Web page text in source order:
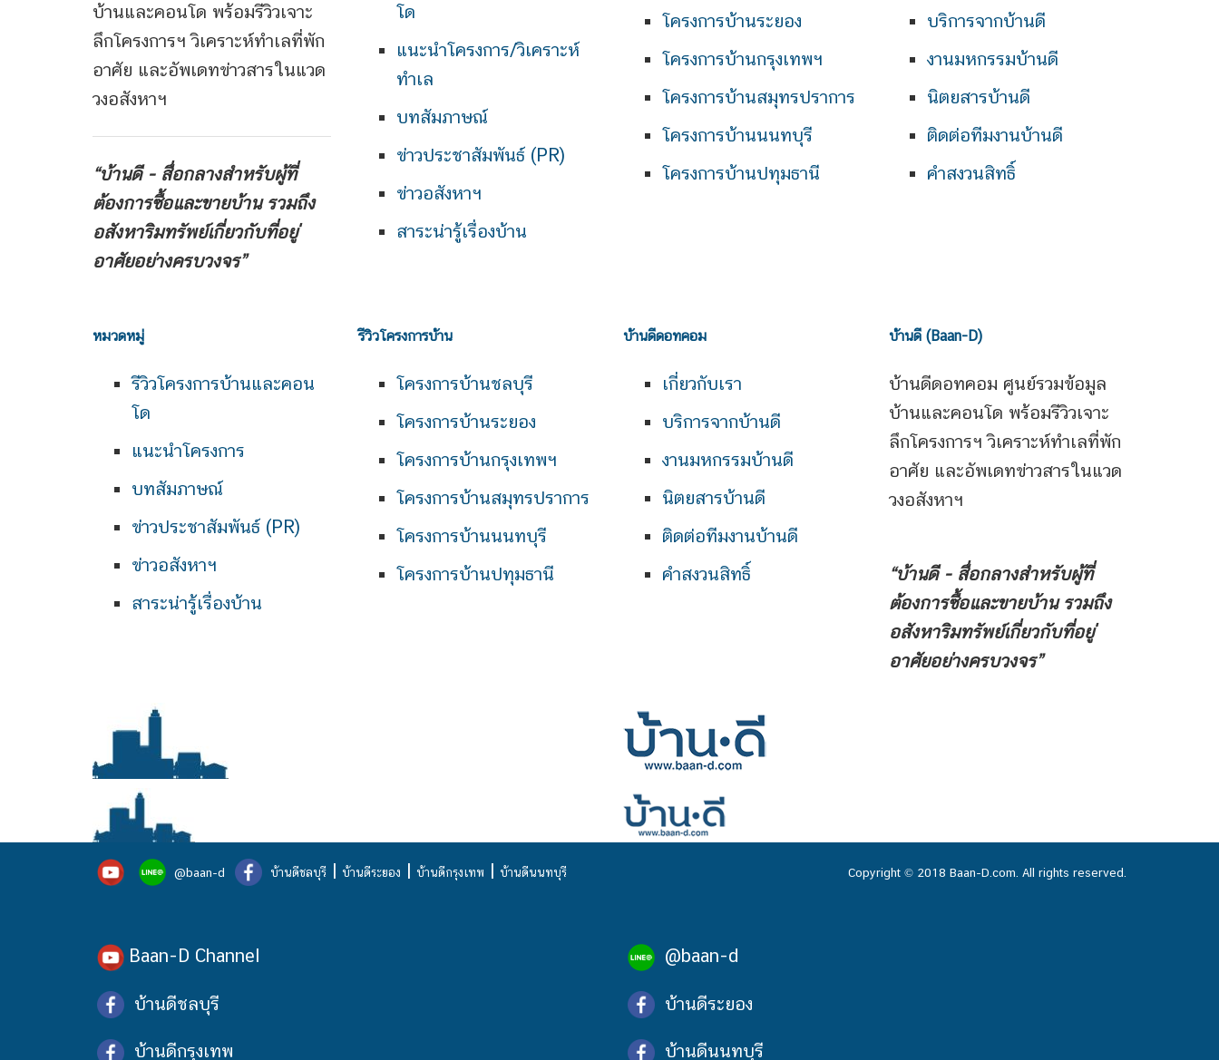
บ้านและคอนโด พร้อมรีวิวเจาะ
ลึกโครงการฯ วิเคราะห์ทำเลที่พัก
อาศัย และอัพเดทข่าวสารในแวด
วงอสังหาฯ
“บ้านดี - สื่อกลางสำหรับผู้ที่
ต้องการซื้อและขายบ้าน รวมถึง
อสังหาริมทรัพย์เกี่ยวกับที่อยู่
อาศัยอย่างครบวงจร”
โด
แนะนำโครงการ/วิเคราะห์
ทำเล
บทสัมภาษณ์
ข่าวประชาสัมพันธ์ (PR)
ข่าวอสังหาฯ
สาระน่ารู้เรื่องบ้าน
โครงการบ้านระยอง
โครงการบ้านกรุงเทพฯ
โครงการบ้านสมุทรปราการ
โครงการบ้านนนทบุรี
โครงการบ้านปทุมธานี
บริการจากบ้านดี
งานมหกรรมบ้านดี
นิตยสารบ้านดี
ติดต่อทีมงานบ้านดี
คำสงวนสิทธิ์
หมวดหมู่
รีวิวโครงการบ้านและคอน
โด
แนะนำโครงการ
บทสัมภาษณ์
ข่าวประชาสัมพันธ์ (PR)
ข่าวอสังหาฯ
สาระน่ารู้เรื่องบ้าน
รีวิวโครงการบ้าน
โครงการบ้านชลบุรี
โครงการบ้านระยอง
โครงการบ้านกรุงเทพฯ
โครงการบ้านสมุทรปราการ
โครงการบ้านนนทบุรี
โครงการบ้านปทุมธานี
บ้านดีดอทคอม
เกี่ยวกับเรา
บริการจากบ้านดี
งานมหกรรมบ้านดี
นิตยสารบ้านดี
ติดต่อทีมงานบ้านดี
คำสงวนสิทธิ์
บ้านดี (Baan-D)
บ้านดีดอทคอม ศูนย์รวมข้อมูล
บ้านและคอนโด พร้อมรีวิวเจาะ
ลึกโครงการฯ วิเคราะห์ทำเลที่พัก
อาศัย และอัพเดทข่าวสารในแวด
วงอสังหาฯ
“บ้านดี - สื่อกลางสำหรับผู้ที่
ต้องการซื้อและขายบ้าน รวมถึง
อสังหาริมทรัพย์เกี่ยวกับที่อยู่
อาศัยอย่างครบวงจร”
@baan-d บ้านดีชลบุรี | บ้านดีระยอง | บ้านดีกรุงเทพ | บ้านดีนนทบุรี Copyright © 2018 Baan-D.com. All rights reserved.
Baan-D Channel @baan-d
บ้านดีชลบุรี บ้านดีระยอง
บ้านดีกรุงเทพ บ้านดีนนทบุรี